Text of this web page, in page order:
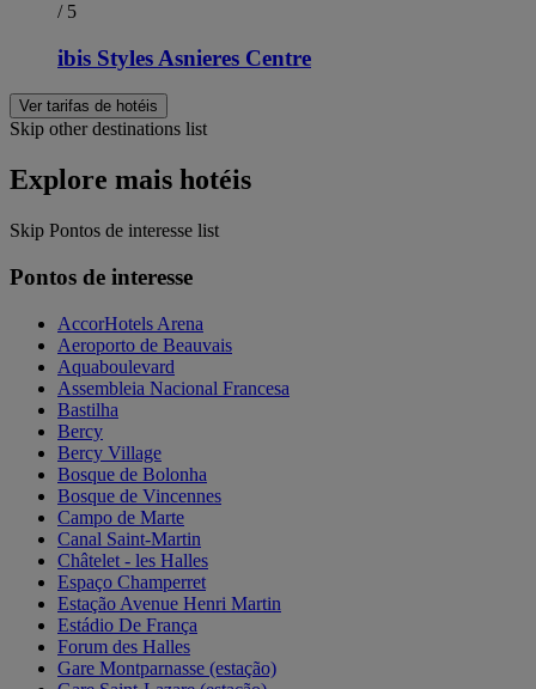
/ 5
ibis Styles Asnieres Centre
Ver tarifas de hotéis
Skip other destinations list
Explore mais hotéis
Skip Pontos de interesse list
Pontos de interesse
AccorHotels Arena
Aeroporto de Beauvais
Aquaboulevard
Assembleia Nacional Francesa
Bastilha
Bercy
Bercy Village
Bosque de Bolonha
Bosque de Vincennes
Campo de Marte
Canal Saint-Martin
Châtelet - les Halles
Espaço Champerret
Estação Avenue Henri Martin
Estádio De França
Forum des Halles
Gare Montparnasse (estação)